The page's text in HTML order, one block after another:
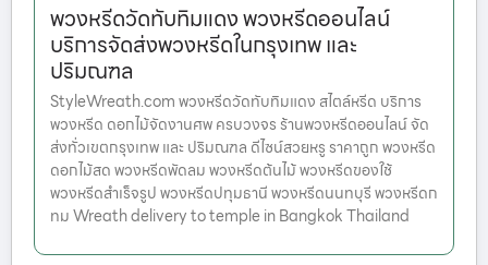
พวงหรีดวัดทับทิมแดง พวงหรีดออนไลน์
บริการจัดส่งพวงหรีดในกรุงเทพ และ
ปริมณฑล
StyleWreath.com พวงหรีดวัดทับทิมแดง สไตล์หรีด บริการ
พวงหรีด ดอกไม้จัดงานศพ ครบวงจร ร้านพวงหรีดออนไลน์ จัด
ส่งทั่วเขตกรุงเทพ และ ปริมณฑล ดีไซน์สวยหรู ราคาถูก พวงหรีด
ดอกไม้สด พวงหรีดพัดลม พวงหรีดต้นไม้ พวงหรีดของใช้
พวงหรีดสำเร็จรูป พวงหรีดปทุมธานี พวงหรีดนนทบุรี พวงหรีดก
ทม Wreath delivery to temple in Bangkok Thailand